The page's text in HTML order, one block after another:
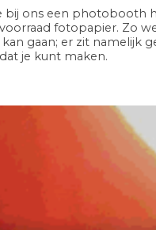
bij ons een photobooth
fotopapier. Zo
gaan; er zit namelijk
je kunt maken.